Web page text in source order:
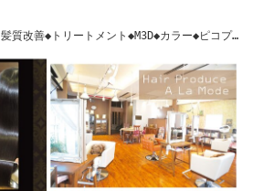
質改善◆トリートメント◆M3D◆カラー◆ピコプ